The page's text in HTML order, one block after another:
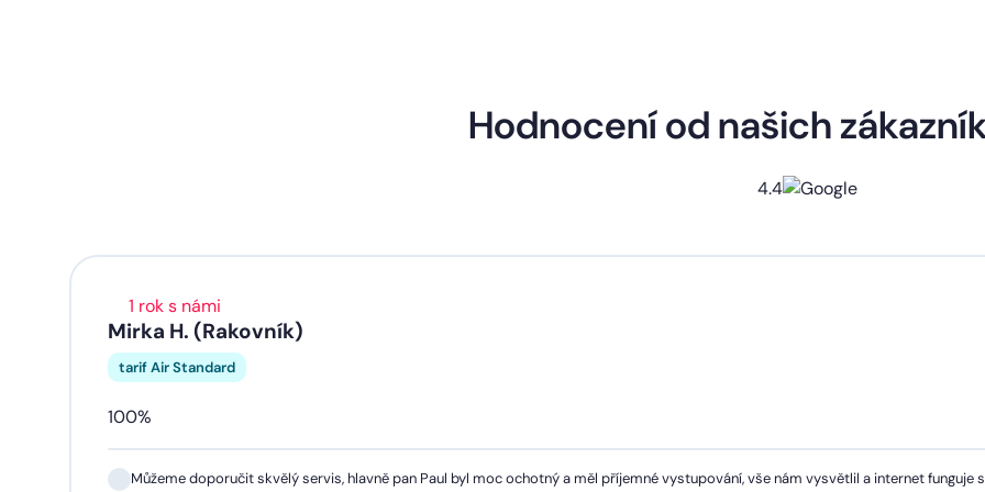
Hodnocení od našich
4.4
1 rok s námi
Mirka H. (Rakovník)
tarif Air Standard
100%
Můžeme doporučit skvělý servis, hlavně pan Paul byl moc ochotný a měl příjemné vystupování, vše nám vysvětlil a internet funguje